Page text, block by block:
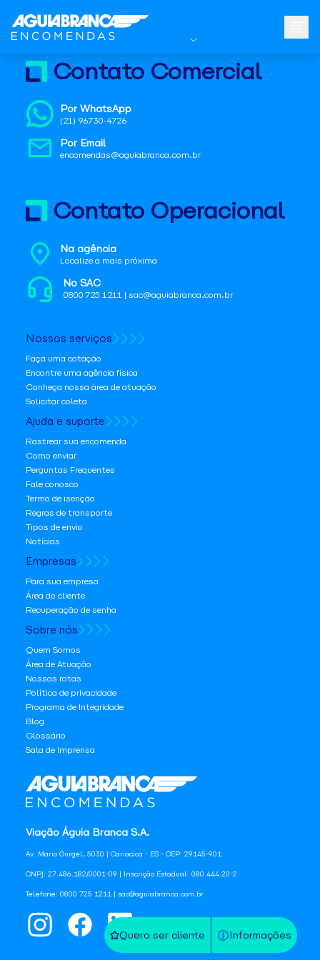
Quero ser cliente Informações
Viação Águia Branca S.A.
Av. Mario Gurgel, 5030 | Cariacica - ES - CEP: 29145-901
CNPJ: 27.486.182/0001-09 | Inscrição Estadual: 080.444.20-2
Telefone: 0800 725 1211 | sac@aguiabranca.com.br
Contato Comercial
Por WhatsApp
(21) 96730-4726
Por Email
encomendas@aguiabranca.com.br
Contato Operacional
Na agência
Localize a mais próxima
No SAC
0800 725 1211 | sac@aguiabranca.com.br
Nossos serviços
Faça uma cotação
Encontre uma agência física
Conheça nossa área de atuação
Solicitar coleta
Ajuda e suporte
Rastrear sua encomenda
Como enviar
Perguntas Frequentes
Fale conosco
Termo de isenção
Regras de transporte
Tipos de envio
Notícias
Empresas
Para sua empresa
Área do cliente
Recuperação de senha
Sobre nós
Quem Somos
Área de Atuação
Nossas rotas
Política de privacidade
Programa de Integridade
Blog
Glossário
Sala de Imprensa